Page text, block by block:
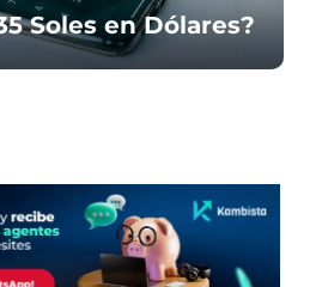
Soles en Dólares?